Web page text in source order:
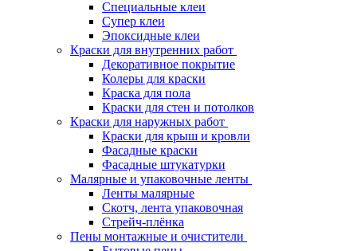
Специальные клеи
Супер клеи
Эпоксидные клеи
Краски для внутренних работ
Декоративное покрытие
Колеры для краски
Краска для пола
Краски для стен и потолков
Краски для наружных работ
Краски для крыш и кровли
Фасадные краски
Фасадные штукатурки
Малярные и упаковочные ленты
Ленты малярные
Скотч, лента упаковочная
Стрейч-плёнка
Пены монтажные и очистители